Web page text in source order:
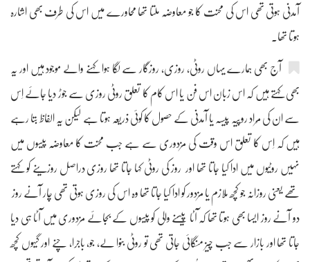
آمدنی ہوتی تھی اس کی محنت کا جو معاوضہ ملتا تھا محاورے میں اس کی طرف بھی اشارہ
ہوتا تھا۔
آج بھی ہمارے یہاں روٹی، روزی، روزگار سے لگا ہوا کہنے والے موجود ہیں اور یہ
بھی کہتے ہیں کہ اس زبان اس فن یا اس کام کا تعلق روٹی روزی سے جوڑ دیا جائے اِس
سے ان کی مُراد روپیہ پیسہ یا آمدنی کے حصول کا کوئی ذریعہ ہوتا ہے لیکن یہ الفاظ بتا رہے
ہیں کہ اِس کا تعلق اس وقت کی مزدوری سے ہے جب محنت کا معاوضہ پیسوں میں
نہیں روٹیوں میں ادا کیا جاتا تھا اور روز کی روٹی کہا جاتا تھا روزی دراصل روزینے کو کہتے
تھے یعنی روزانہ جو کچھ ملازم یا مزدور کو ادا کیا جاتا تھا وہ اس کی روزی ہوتی تھی چار آنے روز
دو آنے روز ایسا بھی ہوتا تھا کہ آٹا پیسنے والی کو پیسوں کے بجائے مزدوری میں آٹا ہی دیا
جاتا تھا اور بازار سے جب چیز منگائی جاتی تھی تو روٹی بنوا لے، جو، باجرا، چنے اور گیہوں کچھ